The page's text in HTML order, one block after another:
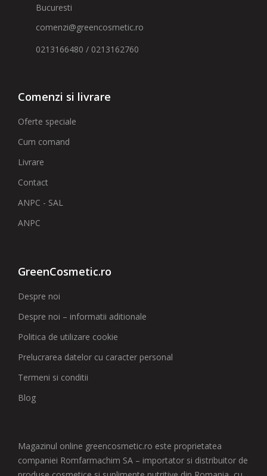
Bucuresti
comenzi@greencosmetic.ro
0213166480 / 0213162760
Comenzi si livrare
Oferte speciale
Cum comand
Livrare
Contact
ANPC - SAL
ANPC
GreenCosmetic.ro
Despre noi
Despre noi – informatii aditionale
Politica de utilizare cookie
Prelucrarea datelor cu caracter personal
Termeni si conditii
Blog
Magazinul online greencosmetic.ro este proprietatea
companiei Romfarmachim SA – importator si distribuitor de